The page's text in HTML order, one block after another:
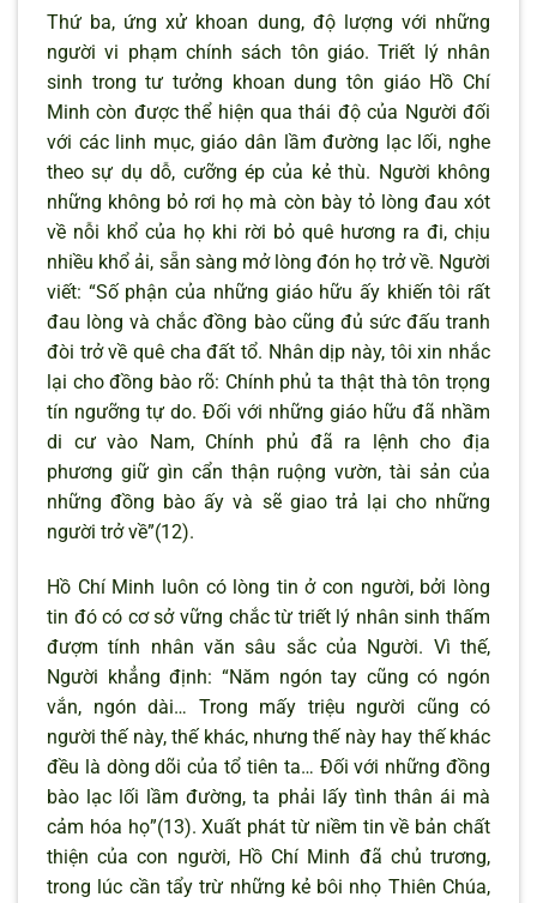
Thứ ba, ứng xử khoan dung, độ lượng với những
người vi phạm chính sách tôn giáo. Triết lý nhân
sinh trong tư tưởng khoan dung tôn giáo Hồ Chí
Minh còn được thể hiện qua thái độ của Người đối
với các linh mục, giáo dân lầm đường lạc lối, nghe
theo sự dụ dỗ, cưỡng ép của kẻ thù. Người không
những không bỏ rơi họ mà còn bày tỏ lòng đau xót
về nỗi khổ của họ khi rời bỏ quê hương ra đi, chịu
nhiều khổ ải, sẵn sàng mở lòng đón họ trở về. Người
viết: “Số phận của những giáo hữu ấy khiến tôi rất
đau lòng và chắc đồng bào cũng đủ sức đấu tranh
đòi trở về quê cha đất tổ. Nhân dịp này, tôi xin nhắc
lại cho đồng bào rõ: Chính phủ ta thật thà tôn trọng
tín ngưỡng tự do. Đối với những giáo hữu đã nhầm
di cư vào Nam, Chính phủ đã ra lệnh cho địa
phương giữ gìn cẩn thận ruộng vườn, tài sản của
những đồng bào ấy và sẽ giao trả lại cho những
người trở về”(12).
Hồ Chí Minh luôn có lòng tin ở con người, bởi lòng
tin đó có cơ sở vững chắc từ triết lý nhân sinh thấm
đượm tính nhân văn sâu sắc của Người. Vì thế,
Người khẳng định: “Năm ngón tay cũng có ngón
vắn, ngón dài… Trong mấy triệu người cũng có
người thế này, thế khác, nhưng thế này hay thế khác
đều là dòng dõi của tổ tiên ta… Đối với những đồng
bào lạc lối lầm đường, ta phải lấy tình thân ái mà
cảm hóa họ”(13). Xuất phát từ niềm tin về bản chất
thiện của con người, Hồ Chí Minh đã chủ trương,
trong lúc cần tẩy trừ những kẻ bôi nhọ Thiên Chúa,